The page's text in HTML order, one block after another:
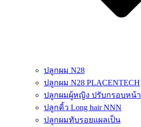
ปลูกผม N28
ปลูกผม N28 PLACENTECH
ปลูกผมผู้หญิง ปรับกรอบหน้า
ปลูกคิ้ว Long hair NNN
ปลูกผมทับรอยแผลเป็น